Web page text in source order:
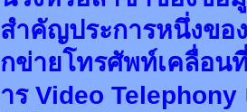
สำคัญประการหนึ่งขอ
กข่ายโทรศัพท์เคลื่อน
าร Video